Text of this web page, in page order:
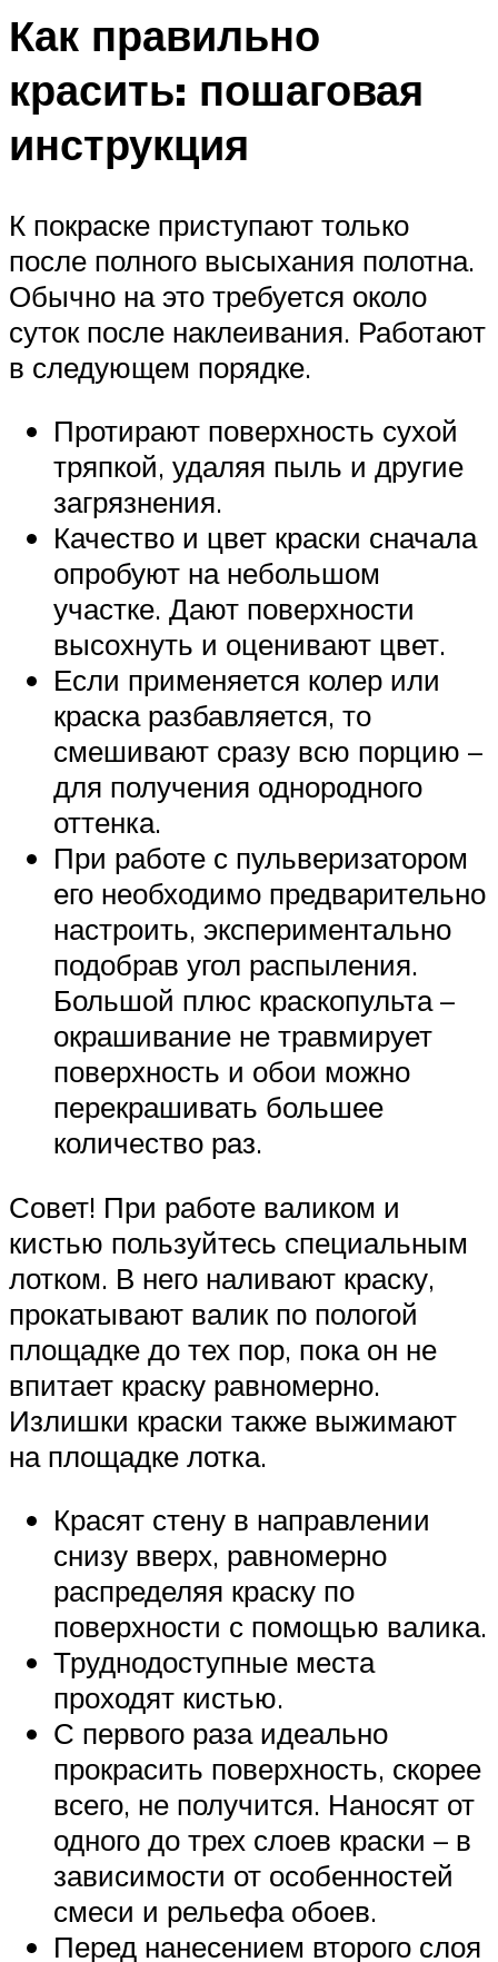
Как правильно
красить: пошаговая
инструкция
К покраске приступают только
после полного высыхания полотна.
Обычно на это требуется около
суток после наклеивания. Работают
в следующем порядке.
Протирают поверхность сухой
тряпкой, удаляя пыль и другие
загрязнения.
Качество и цвет краски сначала
опробуют на небольшом
участке. Дают поверхности
высохнуть и оценивают цвет.
Если применяется колер или
краска разбавляется, то
смешивают сразу всю порцию –
для получения однородного
оттенка.
При работе с пульверизатором
его необходимо предварительно
настроить, экспериментально
подобрав угол распыления.
Большой плюс краскопульта –
окрашивание не травмирует
поверхность и обои можно
перекрашивать большее
количество раз.
Совет! При работе валиком и
кистью пользуйтесь специальным
лотком. В него наливают краску,
прокатывают валик по пологой
площадке до тех пор, пока он не
впитает краску равномерно.
Излишки краски также выжимают
на площадке лотка.
Красят стену в направлении
снизу вверх, равномерно
распределяя краску по
поверхности с помощью валика.
Труднодоступные места
проходят кистью.
С первого раза идеально
прокрасить поверхность, скорее
всего, не получится. Наносят от
одного до трех слоев краски – в
зависимости от особенностей
смеси и рельефа обоев.
Перед нанесением второго слоя